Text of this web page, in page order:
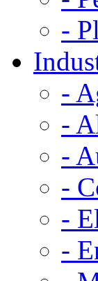
-
-
-
-
-
-
-